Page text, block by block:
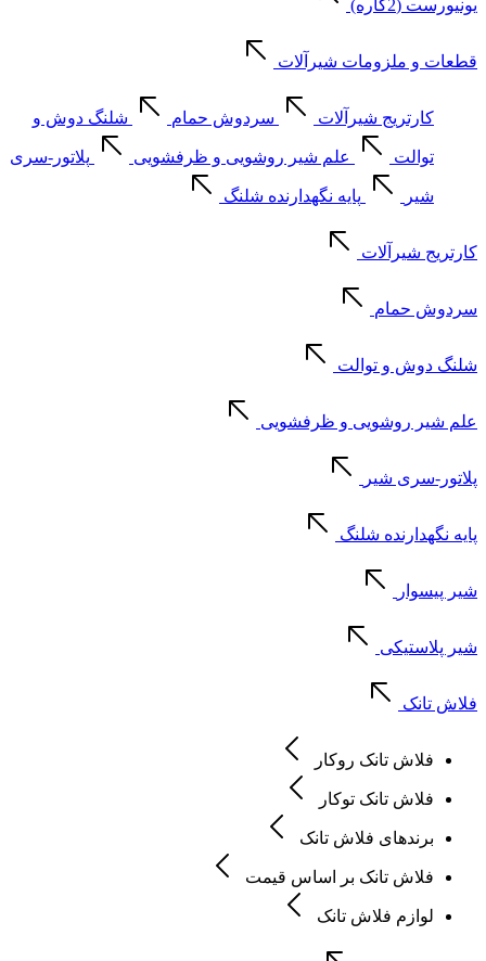
یونیورست (2کاره)
قطعات و ملزومات شیرآلات
کارتریج شیرآلات سردوش حمام شلنگ دوش و
توالت علم شیر روشویی و ظرفشویی پلاتور-سری
شیر پایه نگهدارنده شلنگ
کارتریج شیرآلات
سردوش حمام
شلنگ دوش و توالت
علم شیر روشویی و ظرفشویی
پلاتور-سری شیر
پایه نگهدارنده شلنگ
شیر پیسوار
شیر پلاستیکی
فلاش تانک
فلاش تانک روکار
فلاش تانک توکار
برندهای فلاش تانک
فلاش تانک بر اساس قیمت
لوازم فلاش تانک